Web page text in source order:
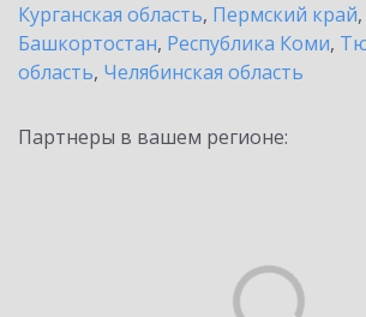
Курганская область, Пермский край,
Башкортостан, Республика Коми,
область, Челябинская область
Партнеры в вашем регионе: